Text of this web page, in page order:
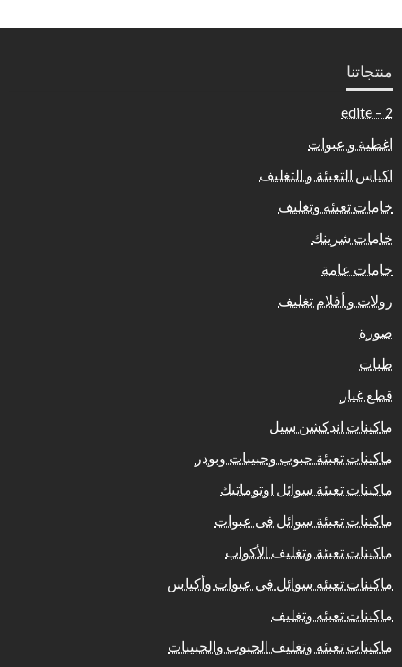
منتجاتنا
2 – edite
اغطية و عبوات
اكياس التعبئة و التغليف
خامات تعبئه وتغليف
خامات شرينك
خامات عامة
رولات و أفلام تغليف
صورة
طبات
قطع غيار
ماكينات اندكشن سيل
ماكينات تعبئة حبوب وحبيبات وبودر
ماكينات تعبئة سوائل اوتوماتيك
ماكينات تعبئة سوائل فى عبوات
ماكينات تعبئة وتغليف الأكواب
ماكينات تعبئه سوائل في عبوات وأكياس
ماكينات تعبئه وتغليف
ماكينات تعبئه وتغليف الحبوب والحبيبات